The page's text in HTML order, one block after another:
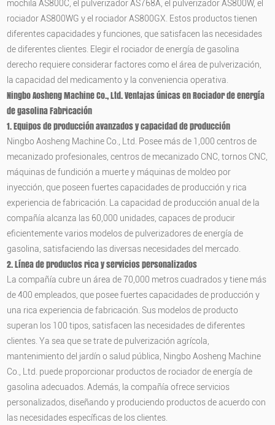
mochila AS800C, el pulverizador AS768A, el pulverizador AS800W, el
rociador AS800WG y el rociador AS800GX. Estos productos tienen
diferentes capacidades y funciones, que satisfacen las necesidades
de diferentes clientes. Elegir el rociador de energía de gasolina
derecho requiere considerar factores como el área de pulverización,
la capacidad del medicamento y la conveniencia operativa.
Ningbo Aosheng Machine Co., Ltd.Ventajas únicas enRociador de energía
de gasolinaFabricación
1. Equipos de producción avanzados y capacidad de producción
Ningbo Aosheng Machine Co., Ltd. Posee más de 1,000 centros de
mecanizado profesionales, centros de mecanizado CNC, tornos CNC,
máquinas de fundición a muerte y máquinas de moldeo por
inyección, que poseen fuertes capacidades de producción y rica
experiencia de fabricación. La capacidad de producción anual de la
compañía alcanza las 60,000 unidades, capaces de producir
eficientemente varios modelos de pulverizadores de energía de
gasolina, satisfaciendo las diversas necesidades del mercado.
2. Línea de productos rica y servicios personalizados
La compañía cubre un área de 70,000 metros cuadrados y tiene más
de 400 empleados, que posee fuertes capacidades de producción y
una rica experiencia de fabricación. Sus modelos de producto
superan los 100 tipos, satisfacen las necesidades de diferentes
clientes. Ya sea que se trate de pulverización agrícola,
mantenimiento del jardín o salud pública, Ningbo Aosheng Machine
Co., Ltd. puede proporcionar productos de rociador de energía de
gasolina adecuados. Además, la compañía ofrece servicios
personalizados, diseñando y produciendo productos de acuerdo con
las necesidades específicas de los clientes.